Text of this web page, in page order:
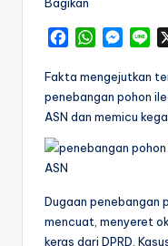
c
e
b
o
W
a
t
s
p
M
s
s
e
g
r
n
e
Fakta mengejutkan
penebangan pohon
ASN dan memicu
Dugaan penebangan
mencuat, menyeret
keras dari DPRD.